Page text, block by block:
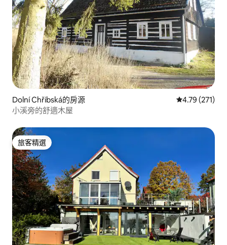
Dolní Chřibská的房源 從 271 則評價
4.79 (271)
小溪旁的舒適木屋
旅客精選
旅客精選